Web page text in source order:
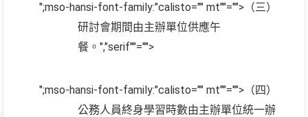
";mso-hansi-font-family:"calisto="" mt""="">（三）
研討會期間由主辦單位供應午
餐。 ","serif""="">
";mso-hansi-font-family:"calisto="" mt""="">（四）
公務人員終身學習時數由主辦單位統一辦